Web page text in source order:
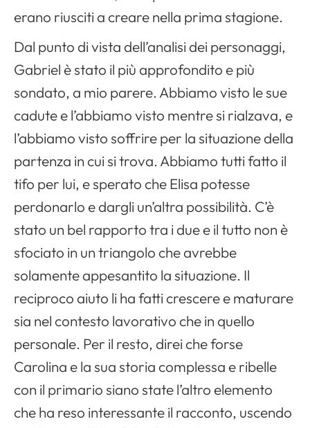
erano riusciti a creare nella prima stagione.
Dal punto di vista dell’analisi dei personaggi,
Gabriel è stato il più approfondito e più
sondato, a mio parere. Abbiamo visto le sue
cadute e l’abbiamo visto mentre si rialzava, e
l’abbiamo visto soffrire per la situazione della
partenza in cui si trova. Abbiamo tutti fatto il
tifo per lui, e sperato che Elisa potesse
perdonarlo e dargli un’altra possibilità. C’è
stato un bel rapporto tra i due e il tutto non è
sfociato in un triangolo che avrebbe
solamente appesantito la situazione. Il
reciproco aiuto li ha fatti crescere e maturare
sia nel contesto lavorativo che in quello
personale. Per il resto, direi che forse
Carolina e la sua storia complessa e ribelle
con il primario siano state l’altro elemento
che ha reso interessante il racconto, uscendo